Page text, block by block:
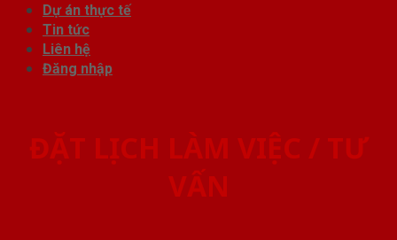
Dự án thực tế
Tin tức
Liên hệ
Đăng nhập
ĐẶT LỊCH LÀM VIỆC / TƯ
VẤN